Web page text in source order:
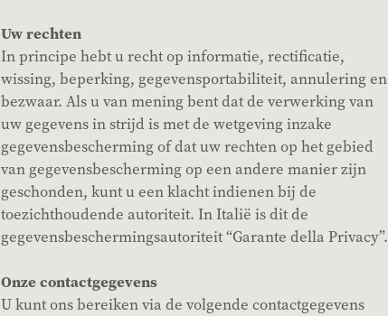
Uw rechten
In principe hebt u recht op informatie, rectificatie,
wissing, beperking, gegevensportabiliteit, annulering en
bezwaar. Als u van mening bent dat de verwerking van
uw gegevens in strijd is met de wetgeving inzake
gegevensbescherming of dat uw rechten op het gebied
van gegevensbescherming op een andere manier zijn
geschonden, kunt u een klacht indienen bij de
toezichthoudende autoriteit. In Italië is dit de
gegevensbeschermingsautoriteit “Garante della Privacy”.
Onze contactgegevens
U kunt ons bereiken via de volgende contactgegevens